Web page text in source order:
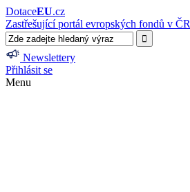
DotaceEU.cz
Zastřešující portál evropských fondů v ČR
Newslettery
Přihlásit se
Menu